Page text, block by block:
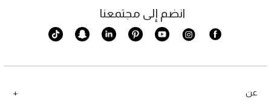
عن
انضم إلى مجتمعنا